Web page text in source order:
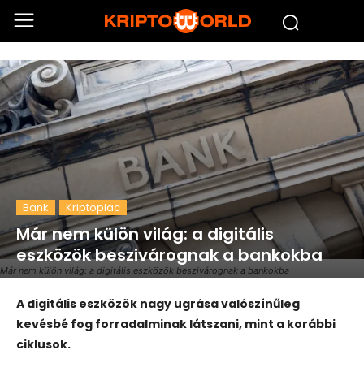
Már nem külön világ: a digitális eszközök beszivárognak a bankokba
Bank Kriptopiac
Már nem külön világ: a digitális
eszközök beszivárognak a bankokba
A digitális eszközök nagy ugrása valószínűleg
kevésbé fog forradalminak látszani, mint a korábbi
ciklusok.